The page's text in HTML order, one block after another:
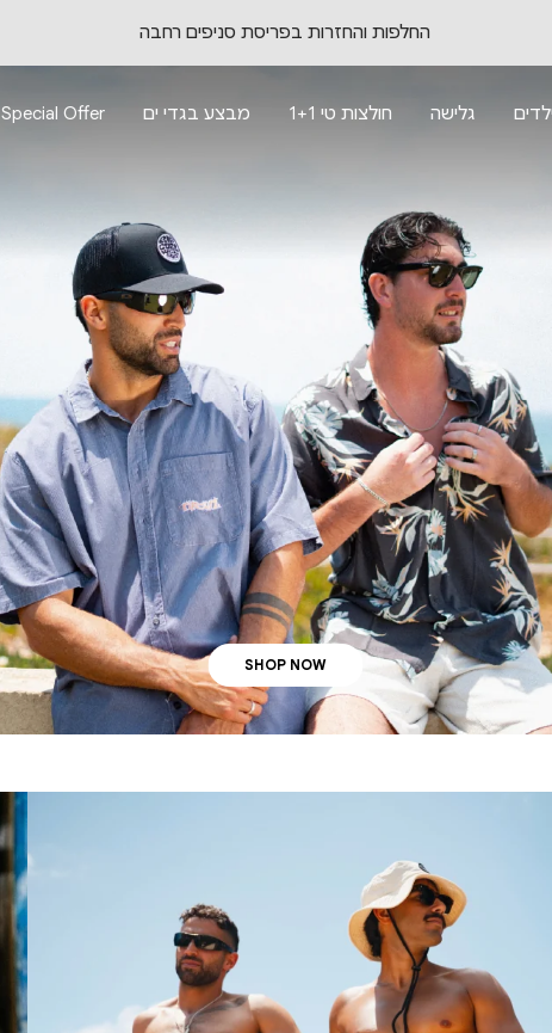
משלוח חינם בקנייה מעל 299 ש"ח *לא כולל גלשנים
גלישה חולצות טי 1+1 מבצע בגדי ים Special Offer
SHOP NOW